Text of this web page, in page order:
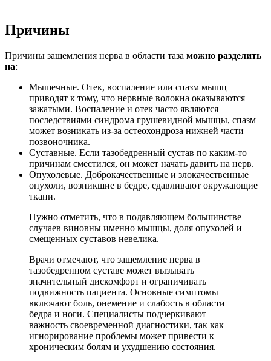
Причины
Причины защемления нерва в области таза можно разделить
на:
Мышечные. Отек, воспаление или спазм мышц
приводят к тому, что нервные волокна оказываются
зажатыми. Воспаление и отек часто являются
последствиями синдрома грушевидной мышцы, спазм
может возникать из-за остеохондроза нижней части
позвоночника.
Суставные. Если тазобедренный сустав по каким-то
причинам сместился, он может начать давить на нерв.
Опухолевые. Доброкачественные и злокачественные
опухоли, возникшие в бедре, сдавливают окружающие
ткани.
Нужно отметить, что в подавляющем большинстве
случаев виновны именно мышцы, доля опухолей и
смещенных суставов невелика.
Врачи отмечают, что защемление нерва в
тазобедренном суставе может вызывать
значительный дискомфорт и ограничивать
подвижность пациента. Основные симптомы
включают боль, онемение и слабость в области
бедра и ноги. Специалисты подчеркивают
важность своевременной диагностики, так как
игнорирование проблемы может привести к
хроническим болям и ухудшению состояния.